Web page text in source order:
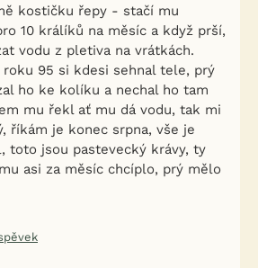
kostičku řepy - stačí mu
10 králíků na měsíc a když prší,
vodu z pletiva na vrátkách.
95 si kdesi sehnal tele, prý
ho ke kolíku a nechal ho tam
mu řekl ať mu dá vodu, tak mi
říkám je konec srpna, vše je
toto jsou pastevecký krávy, ty
asi za měsíc chcíplo, prý mělo